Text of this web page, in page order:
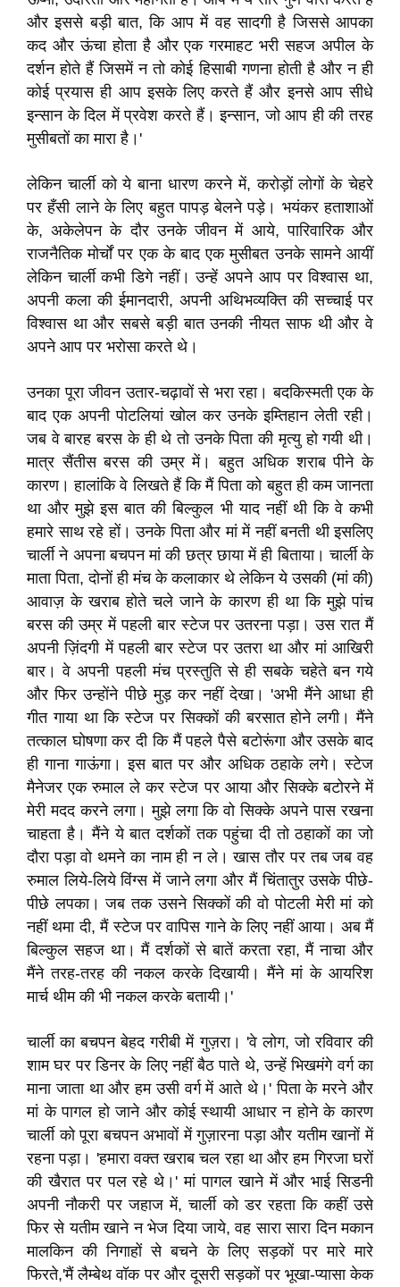
और इससे बड़ी बात, कि आप में वह सादगी है जिससे आपका
कद और ऊंचा होता है और एक गरमाहट भरी सहज अपील के
दर्शन होते हैं जिसमें न तो कोई हिसाबी गणना होती है और न ही
कोई प्रयास ही आप इसके लिए करते हैं और इनसे आप सीधे
इन्सान के दिल में प्रवेश करते हैं। इन्सान, जो आप ही की तरह
मुसीबतों का मारा है।'
लेकिन चार्ली को ये बाना धारण करने में, करोड़ों लोगों के चेहरे
पर हँसी लाने के लिए बहुत पापड़ बेलने पड़े। भयंकर हताशाओं
के, अकेलेपन के दौर उनके जीवन में आये, पारिवारिक और
राजनैतिक मोर्चों पर एक के बाद एक मुसीबत उनके सामने आयीं
लेकिन चार्ली कभी डिगे नहीं। उन्हें अपने आप पर विश्वास था,
अपनी कला की ईमानदारी, अपनी अथिभव्यक्ति की सच्चाई पर
विश्वास था और सबसे बड़ी बात उनकी नीयत साफ थी और वे
अपने आप पर भरोसा करते थे।
उनका पूरा जीवन उतार-चढ़ावों से भरा रहा। बदकिस्मती एक के
बाद एक अपनी पोटलियां खोल कर उनके इम्तिहान लेती रही।
जब वे बारह बरस के ही थे तो उनके पिता की मृत्यु हो गयी थी।
मात्र सैंतीस बरस की उम्र में। बहुत अधिक शराब पीने के
कारण। हालांकि वे लिखते हैं कि मैं पिता को बहुत ही कम जानता
था और मुझे इस बात की बिल्कुल भी याद नहीं थी कि वे कभी
हमारे साथ रहे हों। उनके पिता और मां में नहीं बनती थी इसलिए
चार्ली ने अपना बचपन मां की छत्र छाया में ही बिताया। चार्ली के
माता पिता, दोनों ही मंच के कलाकार थे लेकिन ये उसकी (मां की)
आवाज़ के खराब होते चले जाने के कारण ही था कि मुझे पांच
बरस की उम्र में पहली बार स्टेज पर उतरना पड़ा। उस रात मैं
अपनी ज़िंदगी में पहली बार स्टेज पर उतरा था और मां आखिरी
बार। वे अपनी पहली मंच प्रस्तुति से ही सबके चहेते बन गये
और फिर उन्होंने पीछे मुड़ कर नहीं देखा। 'अभी मैंने आधा ही
गीत गाया था कि स्टेज पर सिक्कों की बरसात होने लगी। मैंने
तत्काल घोषणा कर दी कि मैं पहले पैसे बटोरूंगा और उसके बाद
ही गाना गाऊंगा। इस बात पर और अधिक ठहाके लगे। स्टेज
मैनेजर एक रुमाल ले कर स्टेज पर आया और सिक्के बटोरने में
मेरी मदद करने लगा। मुझे लगा कि वो सिक्के अपने पास रखना
चाहता है। मैंने ये बात दर्शकों तक पहुंचा दी तो ठहाकों का जो
दौरा पड़ा वो थमने का नाम ही न ले। खास तौर पर तब जब वह
रुमाल लिये-लिये विंग्स में जाने लगा और मैं चिंतातुर उसके पीछे-
पीछे लपका। जब तक उसने सिक्कों की वो पोटली मेरी मां को
नहीं थमा दी, मैं स्टेज पर वापिस गाने के लिए नहीं आया। अब मैं
बिल्कुल सहज था। मैं दर्शकों से बातें करता रहा, मैं नाचा और
मैंने तरह-तरह की नकल करके दिखायी। मैंने मां के आयरिश
मार्च थीम की भी नकल करके बतायी।'
चार्ली का बचपन बेहद गरीबी में गुज़रा। 'वे लोग, जो रविवार की
शाम घर पर डिनर के लिए नहीं बैठ पाते थे, उन्हें भिखमंगे वर्ग का
माना जाता था और हम उसी वर्ग में आते थे।' पिता के मरने और
मां के पागल हो जाने और कोई स्थायी आधार न होने के कारण
चार्ली को पूरा बचपन अभावों में गुज़ारना पड़ा और यतीम खानों में
रहना पड़ा। 'हमारा वक्त खराब चल रहा था और हम गिरजा घरों
की खैरात पर पल रहे थे।' मां पागल खाने में और भाई सिडनी
अपनी नौकरी पर जहाज में, चार्ली को डर रहता कि कहीं उसे
फिर से यतीम खाने न भेज दिया जाये, वह सारा सारा दिन मकान
मालकिन की निगाहों से बचने के लिए सड़कों पर मारे मारे
फिरते,'मैं लैम्बेथ वॉक पर और दूसरी सड़कों पर भूखा-प्यासा केक